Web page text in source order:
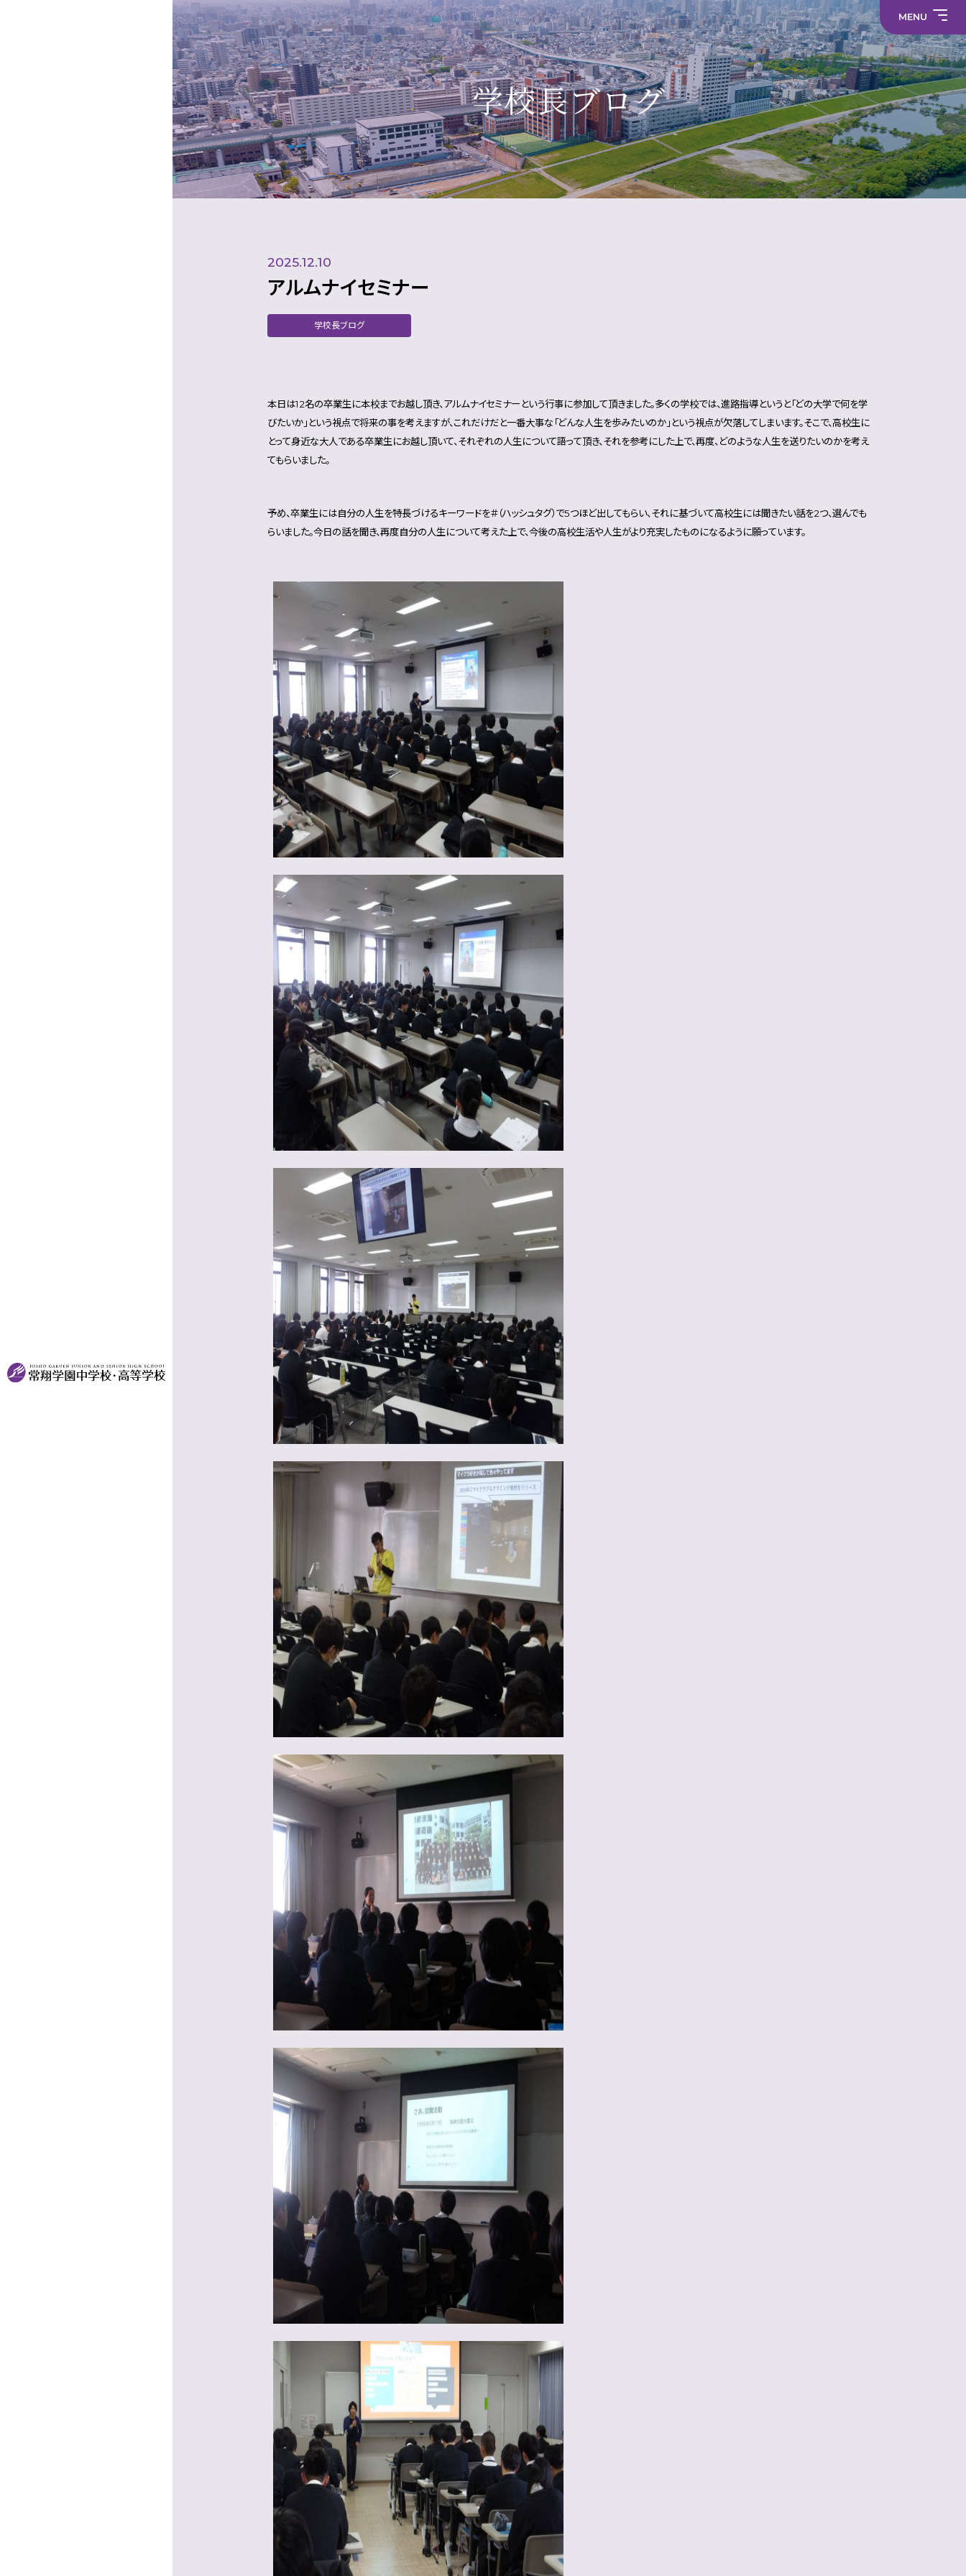
MENU
情
報
員
採
情
報
サ
イ
ト
マ
ッ
プ
プ
イ
バ
シ
ー
ポ
リ
シ
ー
部
活
動
に
係
る
活
動
方
針
（高
校）
部
活
動
の
在
り
方
に
関
す
る
活
動
方
針
財
務
報
学
校
評
価
就
活
ラ
ス
メ
ン
ト
防
止・
制服
メディア
常翔メタ
学校長ブログ
2025.12.10
アルムナイセミナー
学校長ブログ
本日は12名の卒業生に本校までお越し頂き、アルムナイセミナーという行事に参加して頂きました。多くの学校では、進路指導というと「どの大学で何を学
びたいか」という視点で将来の事を考えますが、これだけだと一番大事な「どんな人生を歩みたいのか」という視点が欠落してしまいます。そこで、高校生に
とって身近な大人である卒業生にお越し頂いて、それぞれの人生について語って頂き、それを参考にした上で、再度、どのような人生を送りたいのかを考え
てもらいました。
予め、卒業生には自分の人生を特長づけるキーワードを＃（ハッシュタグ）で5つほど出してもらい、それに基づいて高校生には聞きたい話を2つ、選んでも
らいました。今日の話を聞き、再度自分の人生について考えた上で、今後の高校生活や人生がより充実したものになるように願っています。